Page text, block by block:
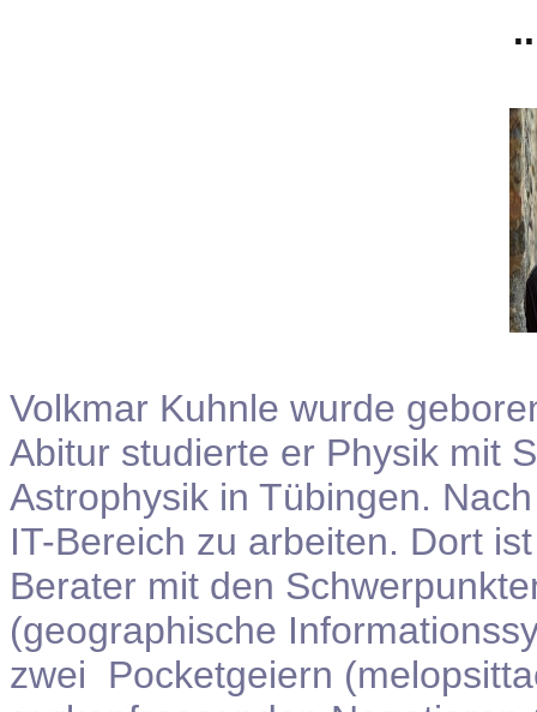
Volkmar Kuhnle wurde
Abitur studierte er Physik mit
Astrophysik in Tübingen.
IT-Bereich zu arbeiten. Dort
Berater mit den
(geographische
zwei Pocketgeiern